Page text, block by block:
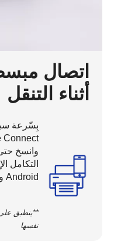
اتصال
أثناء التنقل
بِسّرعة
وانسخ حتى
التكامل
Android و Apple.**
**ينطبق على
نفسها